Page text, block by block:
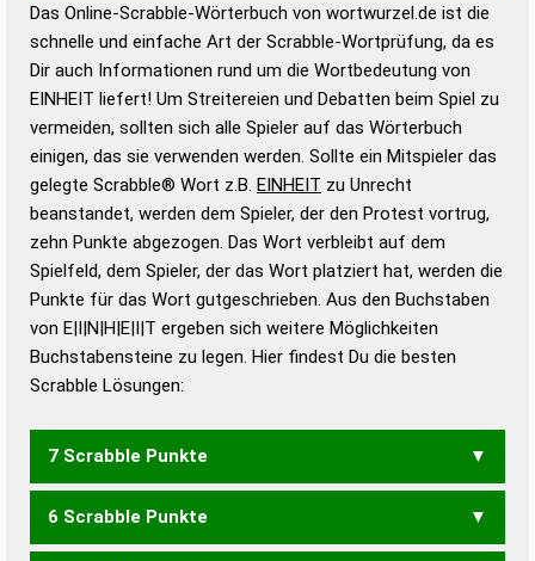
Wortwurzel liefert mit Hilfe eines semantischen
Wortanalyse-Algorithmus gute Anhaltspunkte zu
Wortbedeutung, Worttrennung und Wortform, um die
Gültigkeit eines Wortes für das Scrabble-Spiel zu
bestimmen!
zugelassene Turnier Scrabble-
Wörterbücher sind:
Duden – Standardwerk in 12 Bänden
Duden – Richtiges und gutes
Deutsch
Duden – Die deutsche Grammatik
Duden – Deutsches
Das Online-Scrabble-Wörterbuch von wortwurzel.de ist die
schnelle und einfache Art der Scrabble-Wortprüfung, da es
Dir auch Informationen rund um die Wortbedeutung von
EINHEIT liefert! Um Streitereien und Debatten beim Spiel zu
vermeiden, sollten sich alle Spieler auf das Wörterbuch
einigen, das sie verwenden werden. Sollte ein Mitspieler das
gelegte Scrabble® Wort z.B. EINHEIT zu Unrecht
beanstandet, werden dem Spieler, der den Protest vortrug,
zehn Punkte abgezogen. Das Wort verbleibt auf dem
Spielfeld, dem Spieler, der das Wort platziert hat, werden die
Punkte für das Wort gutgeschrieben. Aus den Buchstaben
von E|I|N|H|E|I|T ergeben sich weitere Möglichkeiten
Buchstabensteine zu legen. Hier findest Du die besten
Scrabble Lösungen:
7 Scrabble Punkte
ETHNIE
6 Scrabble Punkte